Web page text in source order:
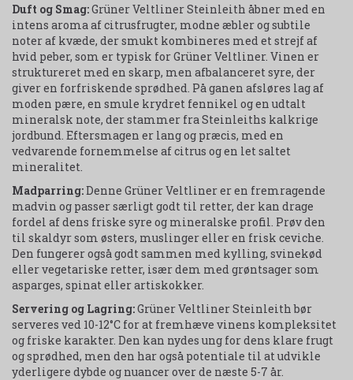
Duft og Smag:Grüner Veltliner Steinleith åbner med en
intens aroma af citrusfrugter, modne æbler og subtile
noter af kvæde, der smukt kombineres med et strejf af
hvid peber, som er typisk for Grüner Veltliner. Vinen er
struktureret med en skarp, men afbalanceret syre, der
giver en forfriskende sprødhed. På ganen afsløres lag af
moden pære, en smule krydret fennikel og en udtalt
mineralsk note, der stammer fra Steinleiths kalkrige
jordbund. Eftersmagen er lang og præcis, med en
vedvarende fornemmelse af citrus og en let saltet
mineralitet.
Madparring:Denne Grüner Veltliner er en fremragende
madvin og passer særligt godt til retter, der kan drage
fordel af dens friske syre og mineralske profil. Prøv den
til skaldyr som østers, muslinger eller en frisk ceviche.
Den fungerer også godt sammen med kylling, svinekød
eller vegetariske retter, især dem med grøntsager som
asparges, spinat eller artiskokker.
Servering og Lagring:Grüner Veltliner Steinleith bør
serveres ved 10-12°C for at fremhæve vinens kompleksitet
og friske karakter. Den kan nydes ung for dens klare frugt
og sprødhed, men den har også potentiale til at udvikle
yderligere dybde og nuancer over de næste 5-7 år.